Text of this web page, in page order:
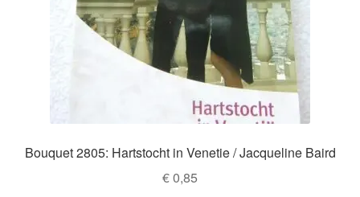
Bouquet 2805: Hartstocht in Venetie / Jacqueline Baird
€0,85